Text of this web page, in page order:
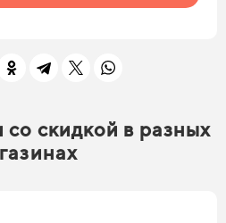
со скидкой в разных